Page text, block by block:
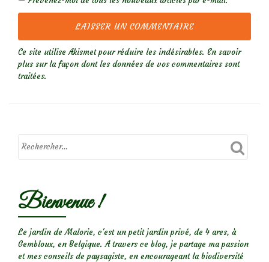
Ce site utilise Akismet pour réduire les indésirables. En savoir
plus sur la façon dont les données de vos commentaires sont
traitées.
Bienvenue !
Le jardin de Malorie, c'est un petit jardin privé, de 4 ares, à
Gembloux, en Belgique. A travers ce blog, je partage ma passion
et mes conseils de paysagiste, en encourageant la biodiversité